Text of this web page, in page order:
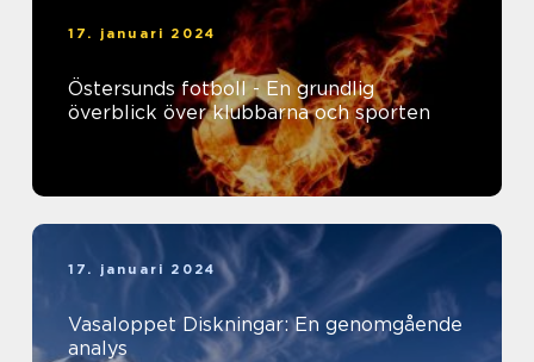
17. januari 2024
Östersunds fotboll - En grundlig
överblick över klubbarna och sporten
17. januari 2024
Vasaloppet Diskningar: En genomgående
analys